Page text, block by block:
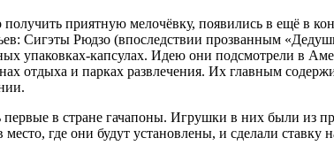
приятную мелочёвку, появились в ещё в
Сигэты Рюдзо (впоследствии прозванным
упаковках-капсулах. Идею они подсмотрели в
отдыха и парках развлечения. Их главным
в стране гачапоны. Игрушки в них были из
где они будут установлены, и сделали